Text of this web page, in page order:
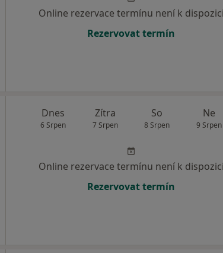
Online rezervace termínu není k dispozici
Rezervovat termín
Dnes
6 Srpen
Zítra
7 Srpen
So
8 Srpen
Ne
9 Srpen
Online rezervace termínu není k dispozici
Rezervovat termín